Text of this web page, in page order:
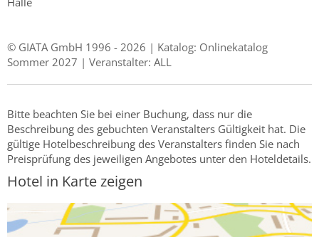
© GIATA GmbH 1996 - 2026 | Katalog: Onlinekatalog
Sommer 2027 | Veranstalter: ALL
Bitte beachten Sie bei einer Buchung, dass nur die
Beschreibung des gebuchten Veranstalters Gültigkeit hat. Die
gültige Hotelbeschreibung des Veranstalters finden Sie nach
Preisprüfung des jeweiligen Angebotes unter den Hoteldetails.
Hotel in Karte zeigen